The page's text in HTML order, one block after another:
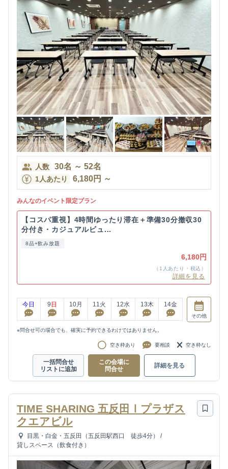
人数 30名 ～ 52名
1人あたり 6,180円 ～
みんなのイベント限定プラン
【コスパ重視】4時間ゆったり滞在＋準備30分撤収30
分付き・カジュアルビュ...
8品+飲み放題
6,180円
（1人あたり・税込）
詳細を見る
今日 9 日 10月 11火 12水 13木 14金
その他
※問合せ可の場合でも、確実に予約できるわけではありません。
空き枠あり 要相談 空き枠なし
一括問合せ
リストに追加
この会場に
問合せ
詳細を見る
TIME SHARING 五反田Ⅰプラザス
クエアビル
目黒・白金・五反田（五反田駅西口 徒歩4分）
/
貸しスペース（飲食付き）